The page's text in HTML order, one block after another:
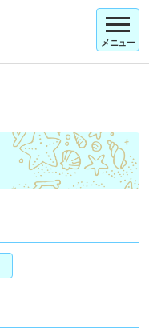
メニュー